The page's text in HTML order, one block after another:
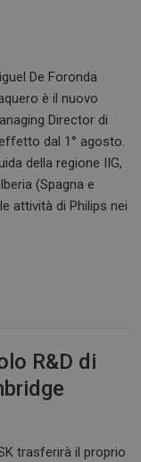
De Foronda
è il nuovo
Director di
dal 1° agosto.
della regione IIG,
(Spagna e
attività di Philips nei
R&D di
trasferirà il proprio